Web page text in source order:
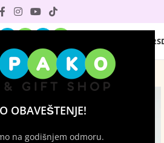
OBAVEŠTENJE!
na godišnjem odmoru.
Muške majice